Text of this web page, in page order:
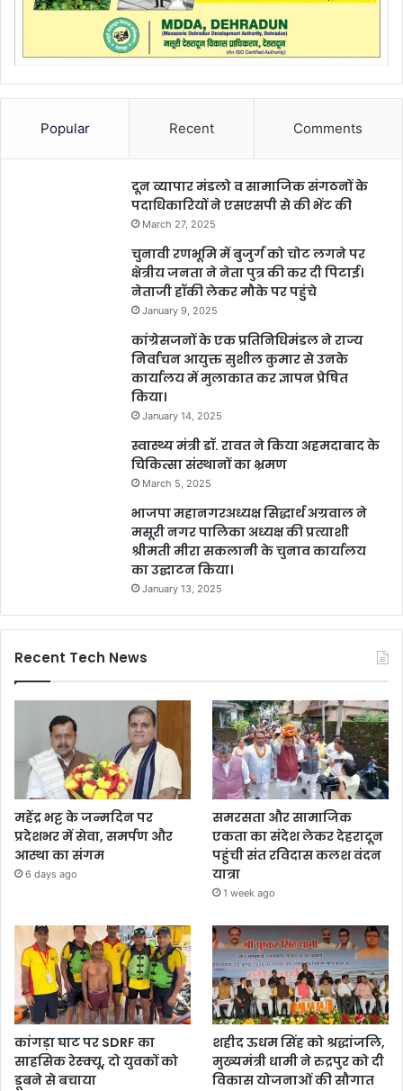
Popular Recent Comments
दून व्यापार मंडलो व सामाजिक संगठनों के
पदाधिकारियों ने एसएसपी से की भेंट की
March 27, 2025
चुनावी रणभूमि में बुजुर्ग को चोट लगने पर
क्षेत्रीय जनता ने नेता पुत्र की कर दी पिटाई।
नेताजी हॉकी लेकर मौके पर पहुंचे
January 9, 2025
कांग्रेसजनों के एक प्रतिनिधिमंडल ने राज्य
निर्वाचन आयुक्त सुशील कुमार से उनके
कार्यालय में मुलाकात कर ज्ञापन प्रेषित
किया।
January 14, 2025
स्वास्थ्य मंत्री डॉ. रावत ने किया अहमदाबाद के
चिकित्सा संस्थानों का भ्रमण
March 5, 2025
भाजपा महानगरअध्यक्ष सिद्धार्थ अग्रवाल ने
मसूरी नगर पालिका अध्यक्ष की प्रत्याशी
श्रीमती मीरा सकलानी के चुनाव कार्यालय
का उद्घाटन किया।
January 13, 2025
Recent Tech News
महेंद्र भट्ट के जन्मदिन पर
प्रदेशभर में सेवा, समर्पण और
आस्था का संगम
6 days ago
समरसता और सामाजिक
एकता का संदेश लेकर देहरादून
पहुंची संत रविदास कलश वंदन
यात्रा
1 week ago
कांगड़ा घाट पर SDRF का
साहसिक रेस्क्यू, दो युवकों को
डूबने से बचाया
शहीद ऊधम सिंह को श्रद्धांजलि,
मुख्यमंत्री धामी ने रुद्रपुर को दी
विकास योजनाओं की सौगात